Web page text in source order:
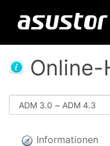
Online-
Informationen